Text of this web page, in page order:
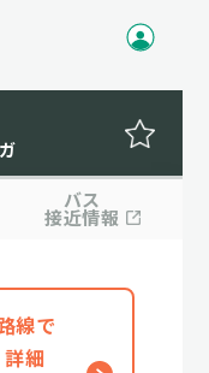
バス
接近情報
線で
細